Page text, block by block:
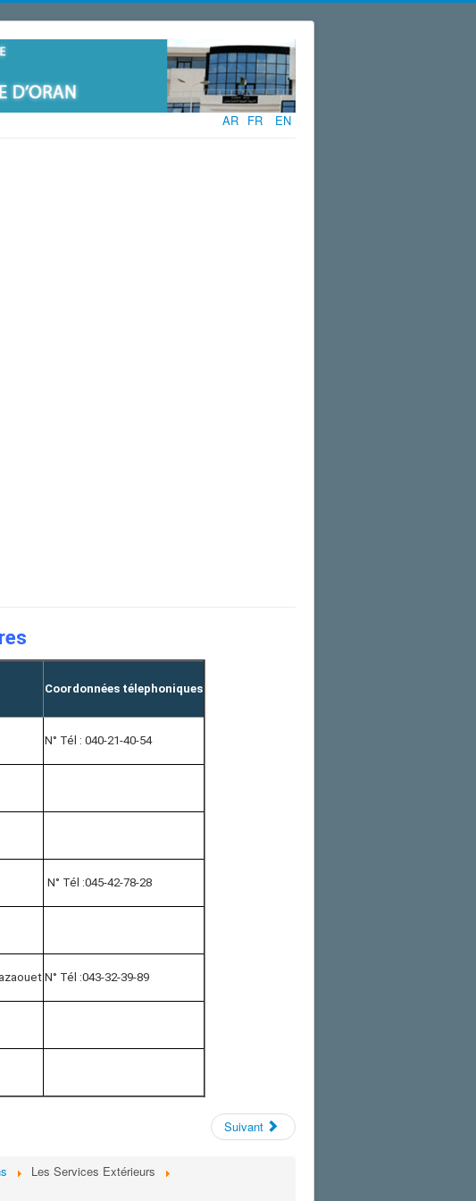
AR FR EN
Coordonnées télephoniques
N° Tél : 040-21-40-54
N° Tél :045-42-78-28
N° Tél :043-32-39-89
Suivant
Les Services Extérieurs